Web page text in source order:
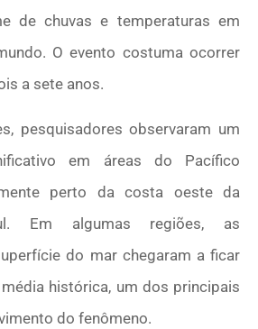
de chuvas e temperaturas em
O evento costuma ocorrer
a sete anos.
pesquisadores observaram um
em áreas do Pacífico
perto da costa oeste da
Em algumas regiões, as
do mar chegaram a ficar
histórica, um dos principais
do fenômeno.